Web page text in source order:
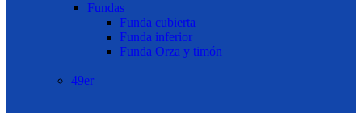
Fundas
Funda cubierta
Funda inferior
Funda Orza y timón
49er